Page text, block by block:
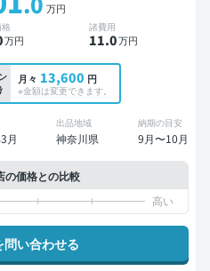
万円
万円
諸費用
11.0万円
月々 13,600 円
※金額は変更できます。
月
出品地域
神奈川県
納期の目安
9月〜10月
の価格との比較
い合わせる